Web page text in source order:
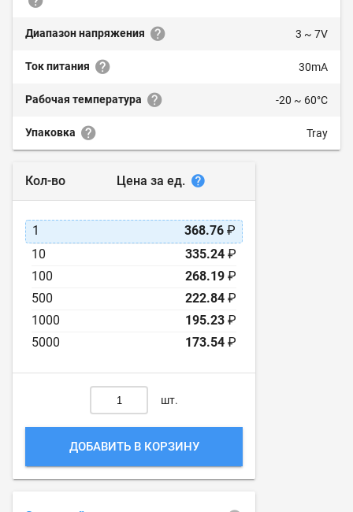
Диапазон напряжения 3 ~ 7V
Ток питания 30mA
Рабочая температура -20 ~ 60°C
Упаковка Tray
Кол-во Цена за ед.
1 368.76 ₽
10
335.24 ₽
100
268.19 ₽
500
222.84 ₽
1000
195.23 ₽
5000
173.54 ₽
шт.
ДОБАВИТЬ В КОРЗИНУ